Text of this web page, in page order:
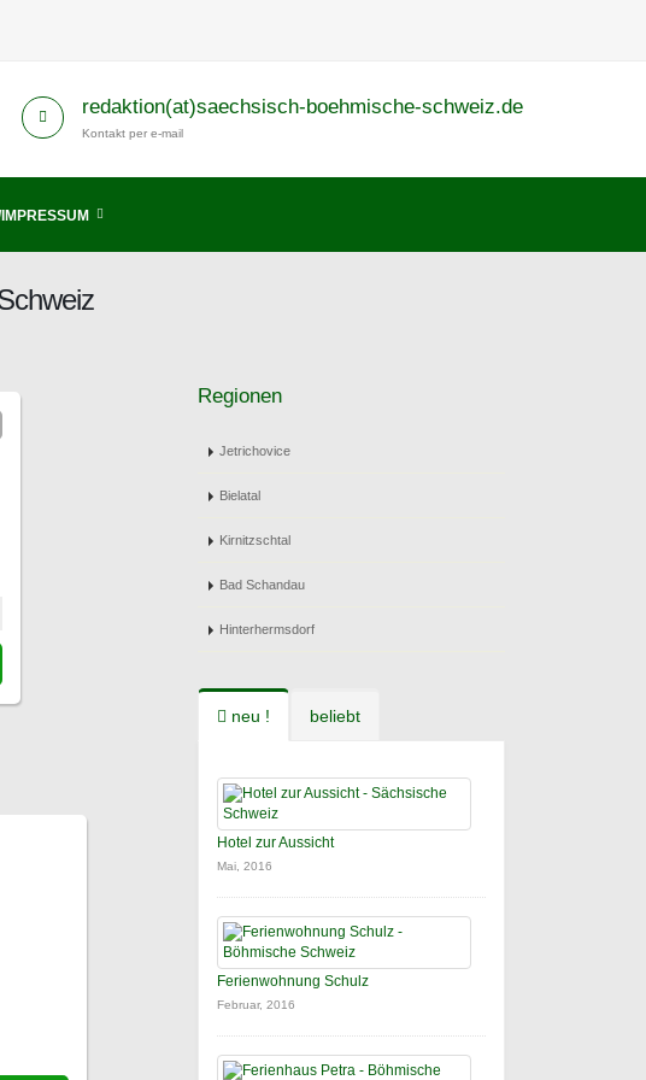
redaktion(at)saechsisch-boehmische-schweiz.de
Kontakt per e-mail
Regionen
Jetrichovice
Bielatal
Kirnitzschtal
Bad Schandau
Hinterhermsdorf
neu ! beliebt
Hotel zur Aussicht
Mai, 2016
Ferienwohnung Schulz
Februar, 2016